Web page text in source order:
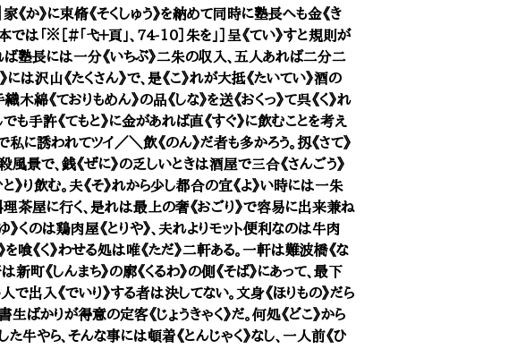
か》に束脩《そくしゅう》を納めて同時に塾長へも金《き
では「※［＃「弋＋頁」、74-10］朱を」］呈《てい》すと規則が
塾長には一分《いちぶ》二朱の収入、五人あれば二分二
は沢山《たくさん》で、是《こ》れが大抵《たいてい》酒の
綿《ておりもめん》の品《しな》を送《おくっ》て呉《く》れ
も手許《てもと》に金があれば直《すぐ》に飲むことを考え
に誘われてツイ／＼飲《のん》だ者も多かろう。扨《さて》
風景で、銭《ぜに》の乏しいときは酒屋で三合《さんごう》
》り飲む。夫《そ》れから少し都合の宜《よ》い時には一朱
理茶屋に行く、是れは最上の奢《おごり》で容易に出来兼ね
》くのは鶏肉屋《とりや》、夫れよりモット便利なのは牛肉
喰《く》わせる処は唯《ただ》二軒ある。一軒は難波橋《な
新町《しんまち》の廓《くるわ》の側《そば》にあって、最下
で出入《でいり》する者は決してない。文身《ほりもの》だら
ばかりが得意の定客《じょうきゃく》だ。何処《どこ》から
牛やら、そんな事には頓着《とんじゃく》なし、一人前《ひ